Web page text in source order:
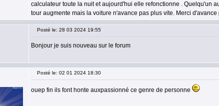
calculateur toute la nuit et aujourd'hui elle refonctionne . Quelqu'un
tour augmente mais la voiture n'avance pas plus vite. Merci
Posté le: 28 03 2024 19:55
Bonjour je suis nouveau sur le forum
Posté le: 02 01 2024 18:30
ouep fin ils font honte auxpassionné ce genre de personne